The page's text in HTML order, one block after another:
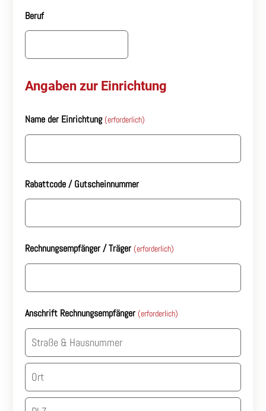
Beruf
Angaben zur Einrichtung
Name der Einrichtung(erforderlich)
Rabattcode / Gutscheinnummer
Rechnungsempfänger / Träger (erforderlich)
Anschrift Rechnungsempfänger (erforderlich)
Straße
Hausnummer
Stadt